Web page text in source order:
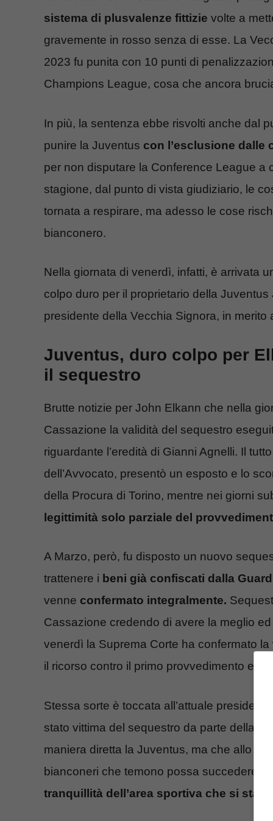
sistema di plusvalenze fittizie volte a
gravemente in rosso senza di esse. La
2023 fu punita con 10 punti di
Champions League, cosa che ancora
In più, la sentenza ebbe risvolti anche dal
punire la Juventus con l’esclusione dalle
per non disputare la Conference League
stagione, dal punto di vista giudiziario, le
tornata a respirare, ma adesso le cose
bianconero.
Nella giornata di venerdì, infatti, è arrivata
colpo duro per il proprietario della
presidente della Vecchia Signora, in merito
Juventus, duro colpo per
il sequestro
Brutte notizie per John Elkann che nella
Cassazione la validità del sequestro
riguardante l’eredità di Gianni Agnelli. Il
dell’Avvocato, presentò un esposto e lo
della Procura di Torino, mentre nei giorni
legittimità solo parziale del
A Marzo, però, fu disposto un nuovo
trattenere i beni già confiscati dalla
venne confermato integralmente.
Cassazione credendo di avere la meglio
venerdì la Suprema Corte ha confermato
il ricorso contro il primo provvedimento e
Stessa sorte è toccata all’attuale
stato vittima del sequestro da parte della
maniera diretta la Juventus, ma che allo
bianconeri che temono possa succedere
tranquillità dell’area sportiva che si sta